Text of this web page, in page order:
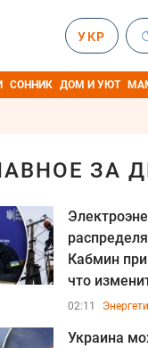
УКР
СОННИК ДОМ И УЮТ
ЗА
Кабмин
что
02:11
Украина